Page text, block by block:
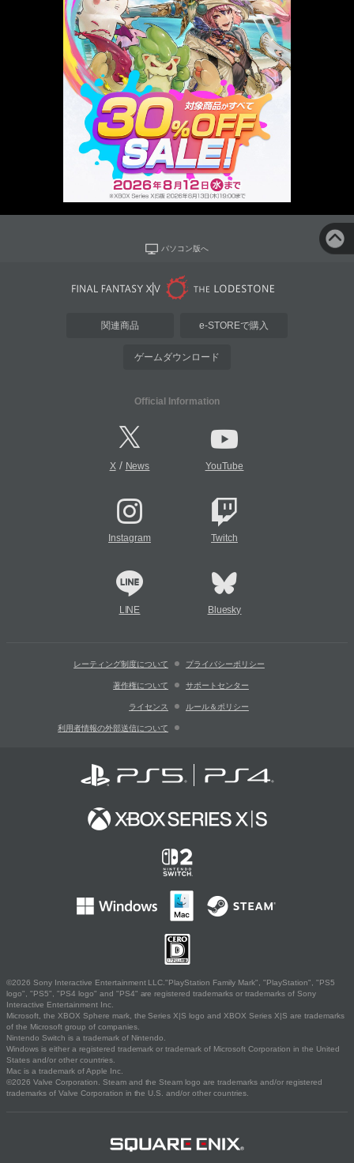
パソコン版へ
関連商品 e-STOREで購入
ゲームダウンロード
Official Information
X/ News YouTube
Instagram Twitch
LINE Bluesky
レーティング制度について プライバシーポリシー
著作権について サポートセンター
ライセンス ルール＆ポリシー
利用者情報の外部送信について
©2026 Sony Interactive Entertainment LLC."PlayStation Family Mark", "PlayStation", "PS5
logo", "PS5", "PS4 logo" and "PS4" are registered trademarks or trademarks of Sony
Interactive Entertainment Inc.
Microsoft, the XBOX Sphere mark, the Series X|S logo and XBOX Series X|S are trademarks
of the Microsoft group of companies.
Nintendo Switch is a trademark of Nintendo.
Windows is either a registered trademark or trademark of Microsoft Corporation in the United
States and/or other countries.
Mac is a trademark of Apple Inc.
©2026 Valve Corporation. Steam and the Steam logo are trademarks and/or registered
trademarks of Valve Corporation in the U.S. and/or other countries.